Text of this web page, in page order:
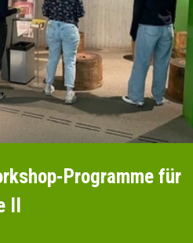
Programme für
II